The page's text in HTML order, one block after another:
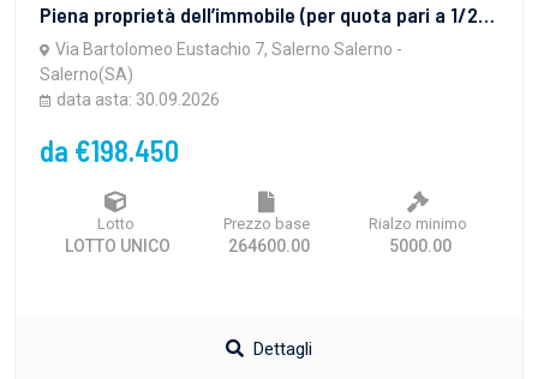
Piena proprietà dell’immobile (per quota pari a 1/2 ciascuno) ubicato in Salerno alla Via Bartolomeo Eustachio n. 7, al piano 2°, interno 8, alle spalle di Piazza Caduti Civili di Brescia e dell’arteria principale Via Posidonia, a circa 350 m dal Porticciolo di Pastena, e a 2,5 km dal centro cittadino. Il fabbricato è costituito da piano terra e n. 6 piani in elevazione con quattro appartamenti a piano, strutture portanti in c.a. e solai in latero cemento.
Via Bartolomeo Eustachio 7, Salerno Salerno -
Salerno(SA)
data asta: 30.09.2026
da €198.450
Lotto
LOTTO UNICO
Prezzo base
264600.00
Rialzo minimo
5000.00
Dettagli